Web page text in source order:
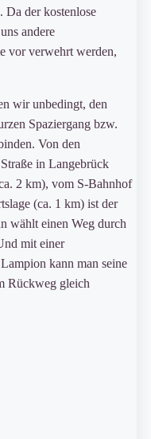
Da der kostenlose
andere
vor verwehrt werden,
wir unbedingt, den
Spaziergang bzw.
Von den
in Langebrück
2 km), vom S-Bahnhof
(ca. 1 km) ist der
wählt einen Weg durch
mit einer
kann man seine
Rückweg gleich